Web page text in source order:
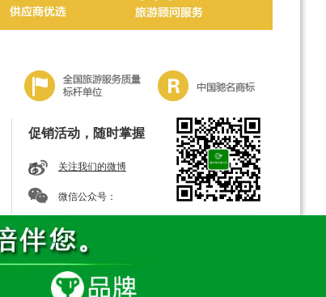
促销活动，随时掌握
关注我们的微博
微信公众号：